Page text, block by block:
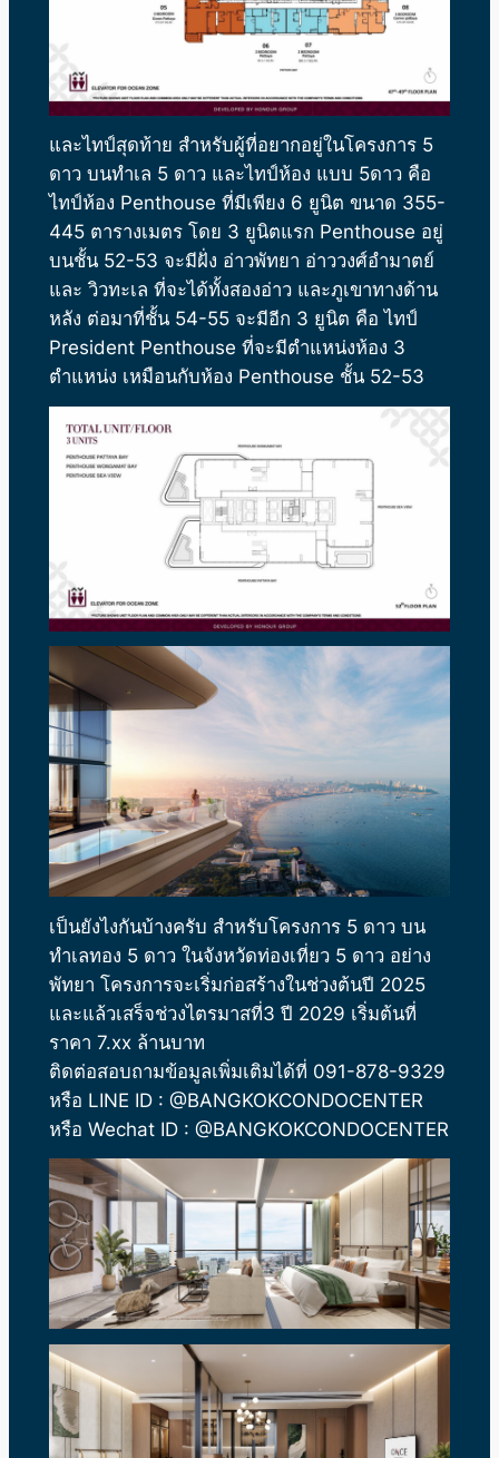
และไทป์สุดท้าย สำหรับผู้ที่อยากอยู่ในโครงการ 5
ดาว บนทำเล 5 ดาว และไทป์ห้อง แบบ 5ดาว คือ
ไทป์ห้อง Penthouse ที่มีเพียง 6 ยูนิต ขนาด 355-
445 ตารางเมตร โดย 3 ยูนิตแรก Penthouse อยู่
บนชั้น 52-53 จะมีฝั่ง อ่าวพัทยา อ่าววงศ์อำมาตย์
และ วิวทะเล ที่จะได้ทั้งสองอ่าว และภูเขาทางด้าน
หลัง ต่อมาที่ชั้น 54-55 จะมีอีก 3 ยูนิต คือ ไทป์
President Penthouse ที่จะมีตำแหน่งห้อง 3
ตำแหน่ง เหมือนกับห้อง Penthouse ชั้น 52-53
เป็นยังไงกันบ้างครับ สำหรับโครงการ 5 ดาว บน
ทำเลทอง 5 ดาว ในจังหวัดท่องเที่ยว 5 ดาว อย่าง
พัทยา โครงการจะเริ่มก่อสร้างในช่วงต้นปี 2025
และแล้วเสร็จช่วงไตรมาสที่3 ปี 2029 เริ่มต้นที่
ราคา 7.xx ล้านบาท
ติดต่อสอบถามข้อมูลเพิ่มเติมได้ที่ 091-878-9329
หรือ LINE ID : @BANGKOKCONDOCENTER
หรือ Wechat ID : @BANGKOKCONDOCENTER